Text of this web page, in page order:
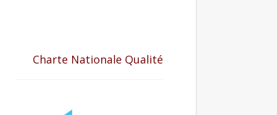
Charte Nationale Qualité